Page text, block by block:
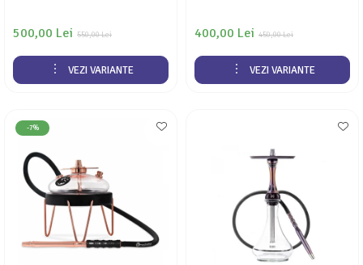
550,00 Lei
500,00 Lei
VEZI VARIANTE
450,00 Lei
400,00 Lei
VEZI VARIANTE
-7%